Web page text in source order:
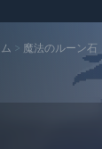
> 魔法のルーン石